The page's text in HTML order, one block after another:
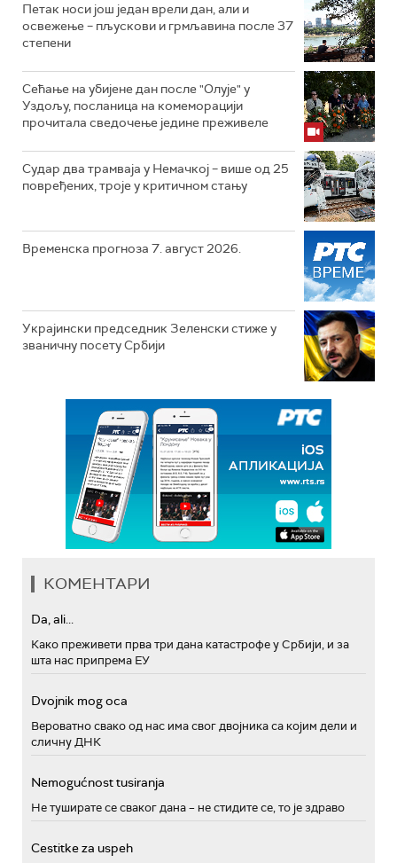
Петак носи још један врели дан, али и
освежење – пљускови и грмљавина после 37
степени
Сећање на убијене дан после "Олује" у
Уздољу, посланица на комеморацији
прочитала сведочење једине преживеле
Судар два трамваја у Немачкој – више од 25
повређених, троје у критичном стању
Временска прогноза 7. август 2026.
Украјински председник Зеленски стиже у
званичну посету Србији
КОМЕНТАРИ
Da, ali...
Како преживети прва три дана катастрофе у Србији, и за
шта нас припрема ЕУ
Dvojnik mog oca
Вероватно свако од нас има свог двојника са којим дели и
сличну ДНК
Nemogućnost tusiranja
Не туширате се сваког дана – не стидите се, то је здраво
Cestitke za uspeh